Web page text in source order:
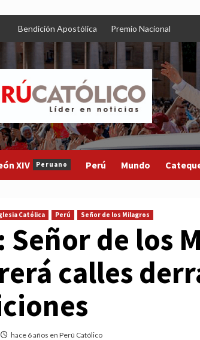
Bendición Apostólica Premio Nacional
XIV Peruano Perú Mundo
Católica Perú Señor de los Milagros
Señor de los
calles
hace 6 años en Perú Católico